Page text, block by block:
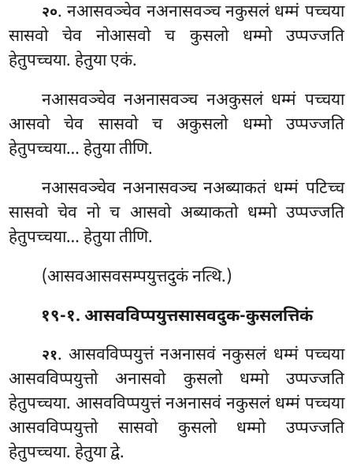
२०. नआसवञ्चेव नअनासवञ्च नकुसलं धम्मं पच्चया
सासवो चेव नोआसवो च कुसलो धम्मो उप्पज्जति
हेतुपच्चया. हेतुया एकं.
नआसवञ्चेव नअनासवञ्च नअकुसलं धम्मं पच्चया
आसवो चेव सासवो च अकुसलो धम्मो उप्पज्जति
हेतुपच्चया… हेतुया तीणि.
नआसवञ्चेव नअनासवञ्च नअब्याकतं धम्मं पटिच्च
सासवो चेव नो च आसवो अब्याकतो धम्मो उप्पज्जति
हेतुपच्चया… हेतुया तीणि.
(आसवआसवसम्पयुत्तदुकं नत्थि.)
१९-१. आसवविप्पयुत्तसासवदुक-कुसलत्तिकं
२१. आसवविप्पयुत्तंनअनासवं नकुसलं धम्मं पच्चया
आसवविप्पयुत्तो अनासवो कुसलो धम्मो उप्पज्जति
हेतुपच्चया. आसवविप्पयुत्तं नअनासवं नकुसलं धम्मं पच्चया
आसवविप्पयुत्तो सासवो कुसलो धम्मो उप्पज्जति
हेतुपच्चया. हेतुया द्वे.